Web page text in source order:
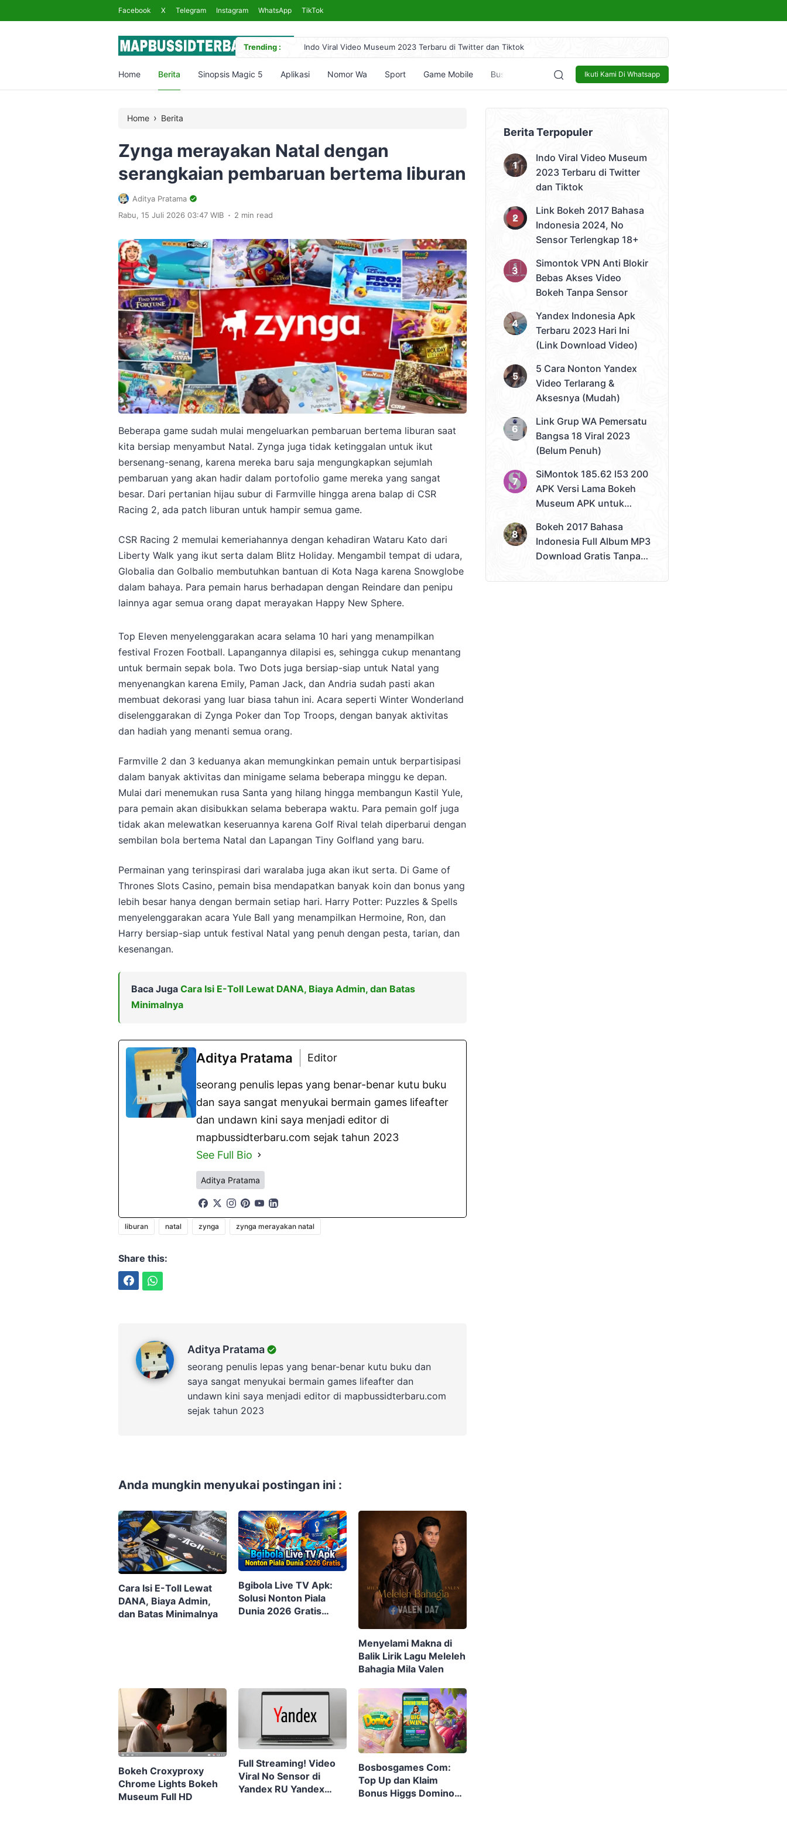
Facebook X Telegram Instagram WhatsApp TikTok
Trending :
Indo Viral Video Museum 2023 Terbaru di Twitter dan Tiktok
Link Bokeh 2017 Bahasa Indonesia 2024, No Sensor Terlengkap 18+
Simontok VPN Anti Blokir Bebas Akses Video Bokeh Tanpa Sensor
Ikuti Kami Di Whatsapp
Home Berita Sinopsis Magic 5 Aplikasi Nomor Wa Sport Game Mobile Bussid Bisnis Lowongan Kerja Tech and Gadget
Home › Berita
Zynga merayakan Natal dengan
serangkaian pembaruan bertema liburan
Aditya Pratama
Rabu, 15 Juli 2026 03:47 WIB . 2 min read
Beberapa game sudah mulai mengeluarkan pembaruan bertema liburan saat
kita bersiap menyambut Natal. Zynga juga tidak ketinggalan untuk ikut
bersenang-senang, karena mereka baru saja mengungkapkan sejumlah
pembaruan yang akan hadir dalam portofolio game mereka yang sangat
besar. Dari pertanian hijau subur di Farmville hingga arena balap di CSR
Racing 2, ada patch liburan untuk hampir semua game.
CSR Racing 2 memulai kemeriahannya dengan kehadiran Wataru Kato dari
Liberty Walk yang ikut serta dalam Blitz Holiday. Mengambil tempat di udara,
Globalia dan Golbalio membutuhkan bantuan di Kota Naga karena Snowglobe
dalam bahaya. Para pemain harus berhadapan dengan Reindare dan penipu
lainnya agar semua orang dapat merayakan Happy New Sphere.
Top Eleven menyelenggarakan acara selama 10 hari yang menampilkan
festival Frozen Football. Lapangannya dilapisi es, sehingga cukup menantang
untuk bermain sepak bola. Two Dots juga bersiap-siap untuk Natal yang
menyenangkan karena Emily, Paman Jack, dan Andria sudah pasti akan
membuat dekorasi yang luar biasa tahun ini. Acara seperti Winter Wonderland
diselenggarakan di Zynga Poker dan Top Troops, dengan banyak aktivitas
dan hadiah yang menanti semua orang.
Farmville 2 dan 3 keduanya akan memungkinkan pemain untuk berpartisipasi
dalam banyak aktivitas dan minigame selama beberapa minggu ke depan.
Mulai dari menemukan rusa Santa yang hilang hingga membangun Kastil Yule,
para pemain akan disibukkan selama beberapa waktu. Para pemain golf juga
tidak akan melewatkan keseruannya karena Golf Rival telah diperbarui dengan
sembilan bola bertema Natal dan Lapangan Tiny Golfland yang baru.
Permainan yang terinspirasi dari waralaba juga akan ikut serta. Di Game of
Thrones Slots Casino, pemain bisa mendapatkan banyak koin dan bonus yang
lebih besar hanya dengan bermain setiap hari. Harry Potter: Puzzles & Spells
menyelenggarakan acara Yule Ball yang menampilkan Hermoine, Ron, dan
Harry bersiap-siap untuk festival Natal yang penuh dengan pesta, tarian, dan
kesenangan.
Baca Juga Cara Isi E-Toll Lewat DANA, Biaya Admin, dan Batas
Minimalnya
Aditya Pratama Editor
seorang penulis lepas yang benar-benar kutu buku
dan saya sangat menyukai bermain games lifeafter
dan undawn kini saya menjadi editor di
mapbussidterbaru.com sejak tahun 2023
See Full Bio
Aditya Pratama
liburan natal zynga zynga merayakan natal
Share this:
Aditya Pratama
seorang penulis lepas yang benar-benar kutu buku dan
saya sangat menyukai bermain games lifeafter dan
undawn kini saya menjadi editor di mapbussidterbaru.com
sejak tahun 2023
Anda mungkin menyukai postingan ini :
Cara Isi E-Toll Lewat
DANA, Biaya Admin,
dan Batas Minimalnya
Bgibola Live TV Apk:
Solusi Nonton Piala
Dunia 2026 Gratis
Menyelami Makna di
Balik Lirik Lagu Meleleh
Bahagia Mila Valen
Bokeh Croxyproxy
Chrome Lights Bokeh
Museum Full HD
Full Streaming! Video
Viral No Sensor di
Yandex RU Yandex
Bosbosgames Com:
Top Up dan Klaim
Bonus Higgs Domino
Berita Terpopuler
Indo Viral Video Museum
2023 Terbaru di Twitter
dan Tiktok
Link Bokeh 2017 Bahasa
Indonesia 2024, No
Sensor Terlengkap 18+
Simontok VPN Anti Blokir
Bebas Akses Video
Bokeh Tanpa Sensor
Yandex Indonesia Apk
Terbaru 2023 Hari Ini
(Link Download Video)
5 Cara Nonton Yandex
Video Terlarang &
Aksesnya (Mudah)
Link Grup WA Pemersatu
Bangsa 18 Viral 2023
(Belum Penuh)
SiMontok 185.62 l53 200
APK Versi Lama Bokeh
Museum APK untuk
Bokeh Tanpa Batas
Bokeh 2017 Bahasa
Indonesia Full Album MP3
Download Gratis Tanpa